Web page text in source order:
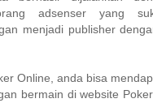
adsenser yang
menjadi publisher
Online, anda bisa
bermain di website